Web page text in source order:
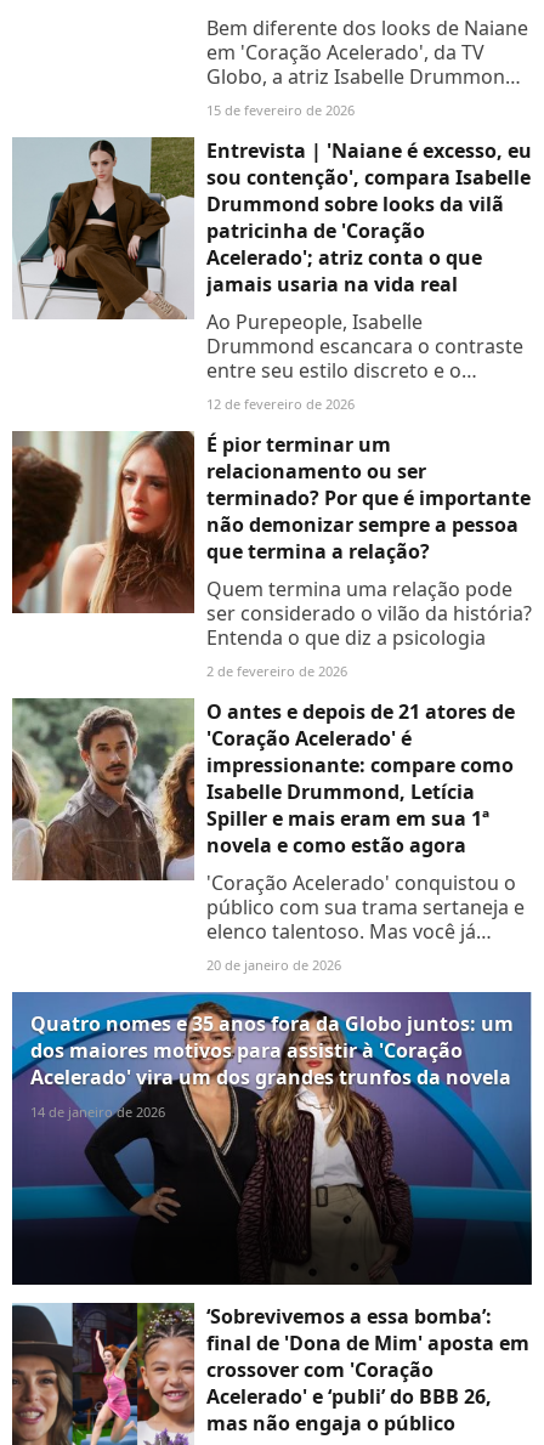
Bem diferente dos looks de Naiane
em 'Coração Acelerado', da TV
Globo, a atriz Isabelle Drummond
revela quais peças prioriza na vida
considera indispensáveis
15 de fevereiro de 2026
Entrevista | 'Naiane é excesso, eu
sou contenção', compara Isabelle
Drummond sobre looks da vilã
patricinha de 'Coração
Acelerado'; atriz conta o que
jamais usaria na vida real
Ao Purepeople, Isabelle
Drummond escancara o contraste
entre seu estilo discreto e o
figurino exuberante da vilã no ar
que jamais usaria fora da ficção;...
12 de fevereiro de 2026
É pior terminar um
relacionamento ou ser
terminado? Por que é importante
não demonizar sempre a pessoa
que termina a relação?
Quem termina uma relação pode
ser considerado o vilão da história?
Entenda o que diz a psicologia
2 de fevereiro de 2026
O antes e depois de 21 atores de
'Coração Acelerado' é
impressionante: compare como
Isabelle Drummond, Letícia
Spiller e mais eram em sua 1ª
novela e como estão agora
'Coração Acelerado' conquistou o
público com sua trama sertaneja e
elenco talentoso. Mas você já
imaginou como as estrelas da
novela da Globo eram no início de
suas carreiras? Veja...
20 de janeiro de 2026
Quatro nomes e 35 anos fora da Globo juntos: um
dos maiores motivos para assistir à 'Coração
Acelerado' vira um dos grandes trunfos da novela
14 de janeiro de 2026
‘Sobrevivemos a essa bomba’:
final de 'Dona de Mim' aposta em
crossover com 'Coração
Acelerado' e ‘publi’ do BBB 26,
mas não engaja o público